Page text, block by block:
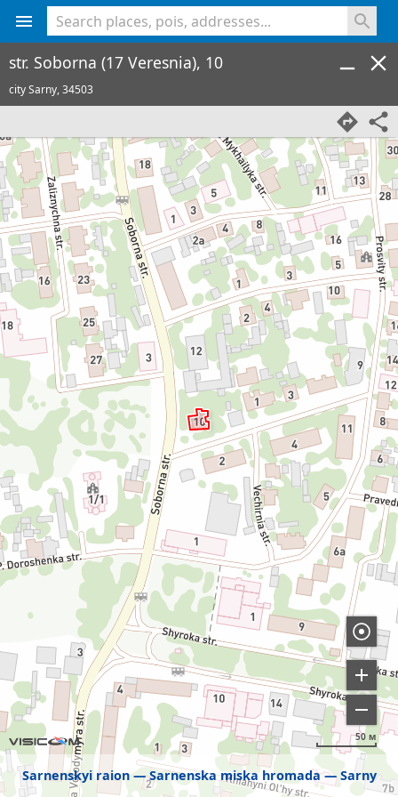
Sarnenskyi raion Sarnenska miska hromada Sarny
50 м
str. Soborna (17 Veresnia), 10
city Sarny,34503
<% console.log(hcard) %>